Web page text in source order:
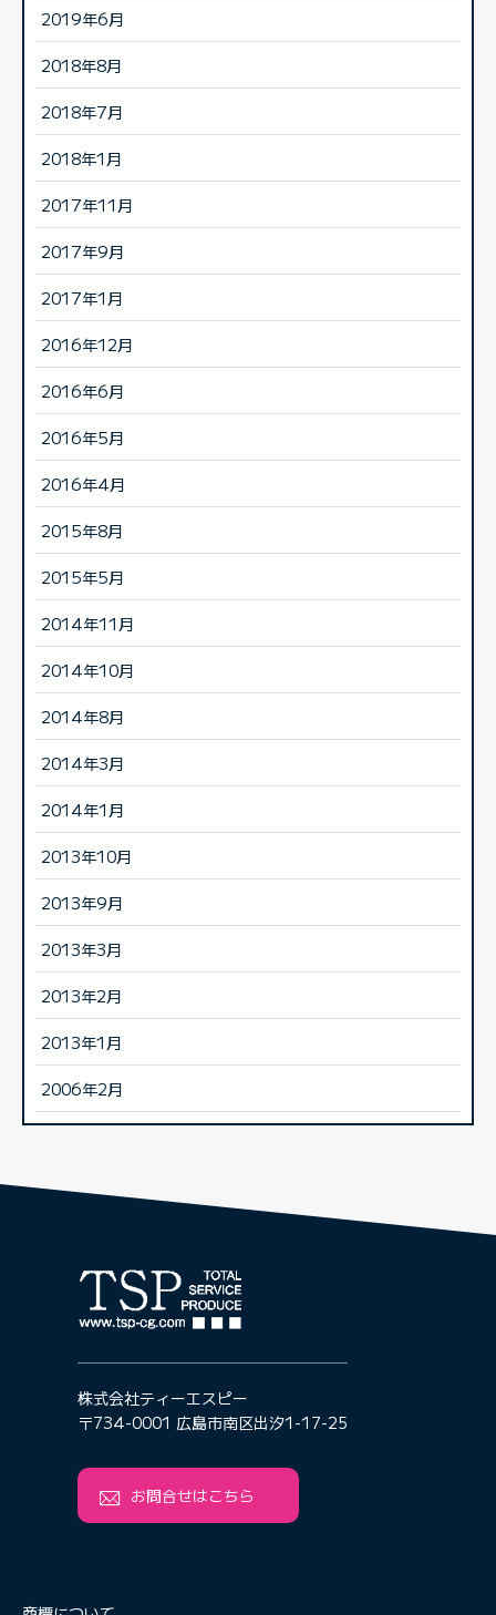
2019年6月
2018年8月
2018年7月
2018年1月
2017年11月
2017年9月
2017年1月
2016年12月
2016年6月
2016年5月
2016年4月
2015年8月
2015年5月
2014年11月
2014年10月
2014年8月
2014年3月
2014年1月
2013年10月
2013年9月
2013年3月
2013年2月
2013年1月
2006年2月
株式会社ティーエスピー
〒734-0001 広島市南区出汐1-17-25
お問合せはこちら